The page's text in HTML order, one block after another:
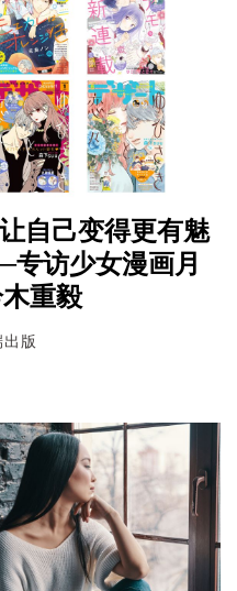
自己变得更有魅
专访少女漫画月
重毅
版